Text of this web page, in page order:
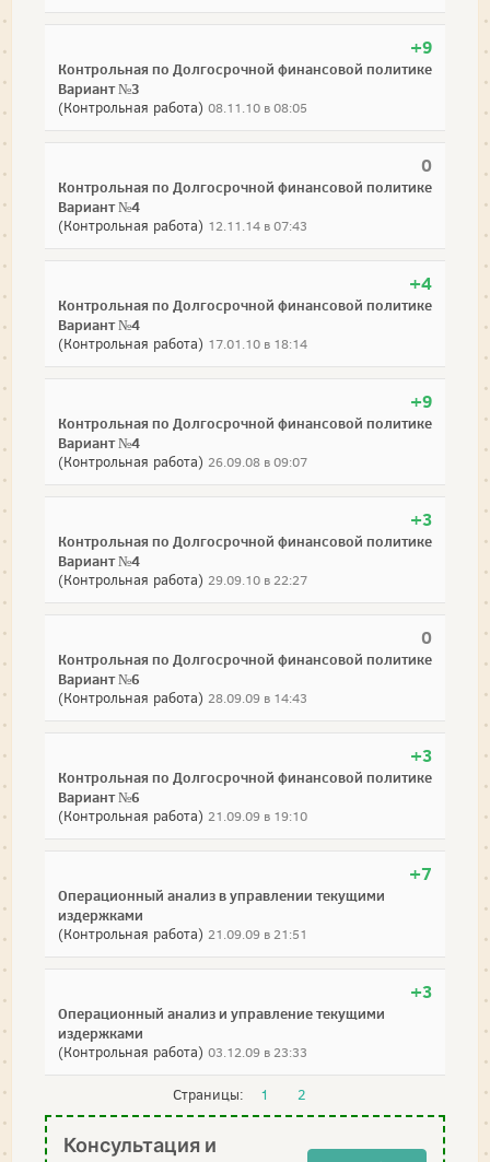
+9
Контрольная по Долгосрочной финансовой политике
Вариант №3
(Контрольная работа) 08.11.10 в 08:05
0
Контрольная по Долгосрочной финансовой политике
Вариант №4
(Контрольная работа) 12.11.14 в 07:43
+4
Контрольная по Долгосрочной финансовой политике
Вариант №4
(Контрольная работа) 17.01.10 в 18:14
+9
Контрольная по Долгосрочной финансовой политике
Вариант №4
(Контрольная работа) 26.09.08 в 09:07
+3
Контрольная по Долгосрочной финансовой политике
Вариант №4
(Контрольная работа) 29.09.10 в 22:27
0
Контрольная по Долгосрочной финансовой политике
Вариант №6
(Контрольная работа) 28.09.09 в 14:43
+3
Контрольная по Долгосрочной финансовой политике
Вариант №6
(Контрольная работа) 21.09.09 в 19:10
+7
Операционный анализ в управлении текущими
издержками
(Контрольная работа) 21.09.09 в 21:51
+3
Операционный анализ и управление текущими
издержками
(Контрольная работа) 03.12.09 в 23:33
Страницы: 1 2
Консультация и